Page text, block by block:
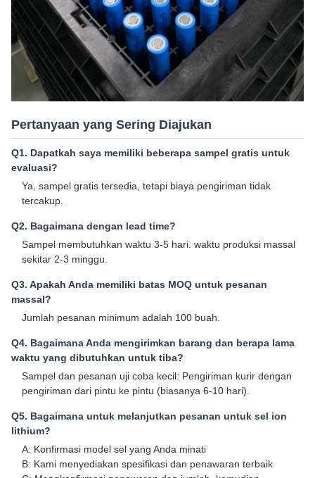
Pertanyaan yang Sering Diajukan
Q1. Dapatkah saya memiliki beberapa sampel gratis untuk
evaluasi?
Ya, sampel gratis tersedia, tetapi biaya pengiriman tidak
tercakup.
Q2. Bagaimana dengan lead time?
Sampel membutuhkan waktu 3-5 hari. waktu produksi massal
sekitar 2-3 minggu.
Q3. Apakah Anda memiliki batas MOQ untuk pesanan
massal?
Jumlah pesanan minimum adalah 100 buah.
Q4. Bagaimana Anda mengirimkan barang dan berapa lama
waktu yang dibutuhkan untuk tiba?
Sampel dan pesanan uji coba kecil: Pengiriman kurir dengan
pengiriman dari pintu ke pintu (biasanya 6-10 hari).
Q5. Bagaimana untuk melanjutkan pesanan untuk sel ion
lithium?
A: Konfirmasi model sel yang Anda minati
B: Kami menyediakan spesifikasi dan penawaran terbaik